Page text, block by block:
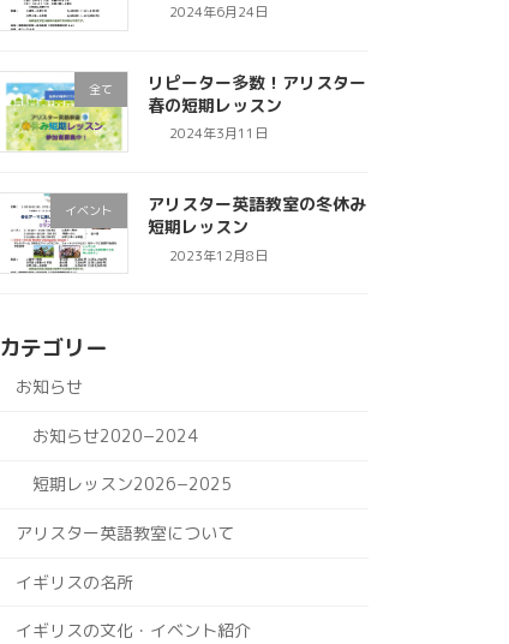
2024年6月24日
全て
リピーター多数！アリスター
春の短期レッスン
2024年3月11日
イベント
アリスター英語教室の冬休み
短期レッスン
2023年12月8日
カテゴリー
お知らせ
お知らせ2020−2024
短期レッスン2026−2025
アリスター英語教室について
イギリスの名所
イギリスの文化・イベント紹介